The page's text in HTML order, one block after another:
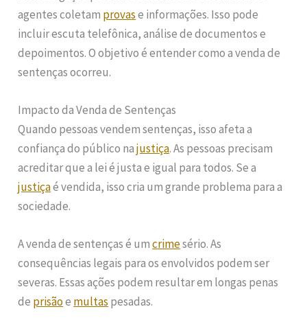
agentes coletam provase informações. Isso pode
incluir escuta telefônica, análise de documentos e
depoimentos. O objetivo é entender como a venda de
sentenças ocorreu.
Impacto da Venda de Sentenças
Quando pessoas vendem sentenças, isso afeta a
confiança do público najustiça. As pessoas precisam
acreditar que a lei é justa e igual para todos. Se a
justiçaé vendida, isso cria um grande problema para a
sociedade.
A venda de sentenças é umcrimesério. As
consequências legais para os envolvidos podem ser
severas. Essas ações podem resultar em longas penas
de prisãoe multas pesadas.